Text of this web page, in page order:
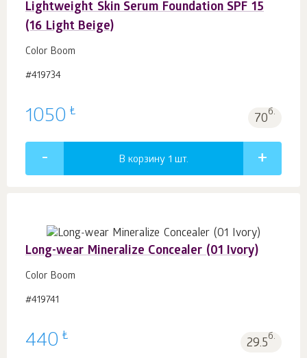
Lightweight Skin Serum Foundation SPF 15
(16 Light Beige)
Color Boom
#419734
1050 ₺ 70б.
В корзину 1 шт.
Long-wear Mineralize Concealer (01 Ivory)
Color Boom
#419741
440 ₺ 29.5б.